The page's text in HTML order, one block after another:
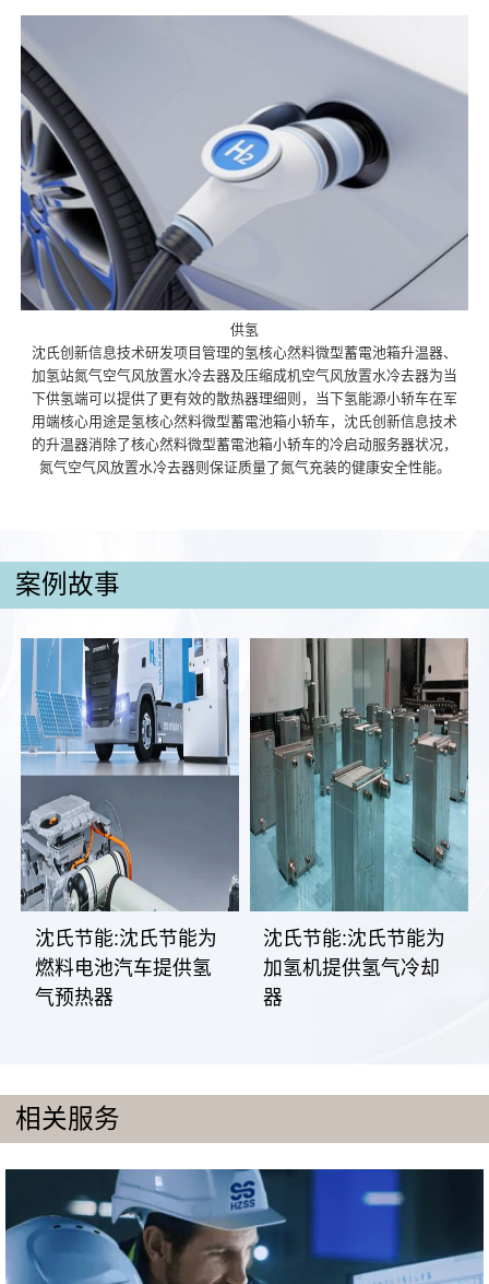
供氢
沈氏创新信息技术研发项目管理的氢核心然料微型蓄電池箱升温器、
加氢站氮气空气风放置水冷去器及压缩成机空气风放置水冷去器为当
下供氢端可以提供了更有效的散热器理细则，当下氢能源小轿车在军
用端核心用途是氢核心然料微型蓄電池箱小轿车，沈氏创新信息技术
的升温器消除了核心然料微型蓄電池箱小轿车的冷启动服务器状况，
氮气空气风放置水冷去器则保证质量了氮气充装的健康安全性能。
案例故事
沈氏节能:沈氏节能为
燃料电池汽车提供氢
气预热器
沈氏节能:沈氏节能为
加氢机提供氢气冷却
器
相关服务